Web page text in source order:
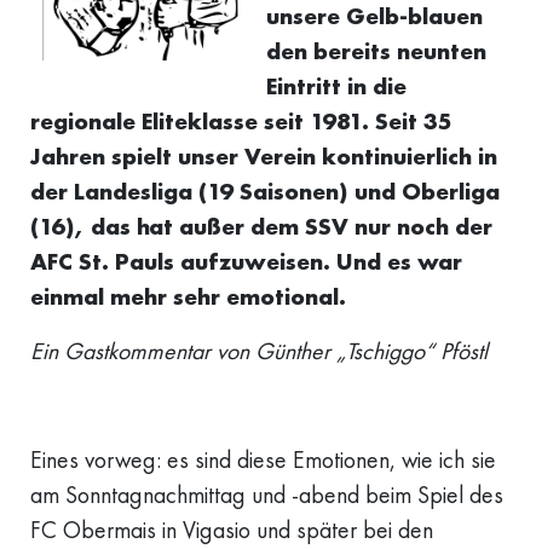
unsere Gelb-blauen
den bereits neunten
Eintritt in die
regionale Eliteklasse seit 1981. Seit 35
Jahren spielt unser Verein kontinuierlich in
der Landesliga (19 Saisonen) und Oberliga
(16), das hat außer dem SSV nur noch der
AFC St. Pauls aufzuweisen. Und es war
einmal mehr sehr emotional.
Ein Gastkommentar von Günther „Tschiggo“ Pföstl
Eines vorweg: es sind diese Emotionen, wie ich sie
am Sonntagnachmittag und -abend beim Spiel des
FC Obermais in Vigasio und später bei den